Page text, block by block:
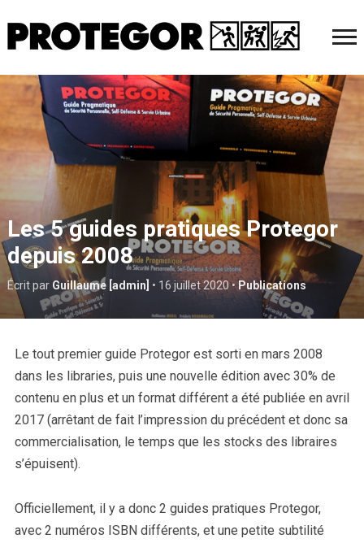
Les 5 guides pratiques Protegor
depuis 2008
Écrit par Guillaume [admin] • 16 juillet 2020•Publications
Le tout premier guide Protegor est sorti en mars 2008
dans les libraries, puis une nouvelle édition avec 30% de
contenu en plus et un format différent a été publiée en avril
2017 (arrêtant de fait l’impression du précédent et donc sa
commercialisation, le temps que les stocks des libraires
s’épuisent).
Officiellement, il y a donc 2 guides pratiques Protegor,
avec 2 numéros ISBN différents, et une petite subtilité